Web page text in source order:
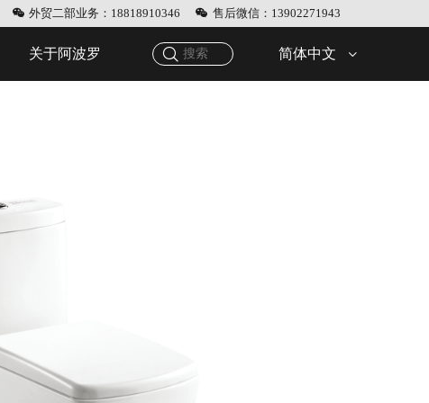
外贸二部业务：18818910346 售后微信：13902271943
关于阿波罗 简体中文